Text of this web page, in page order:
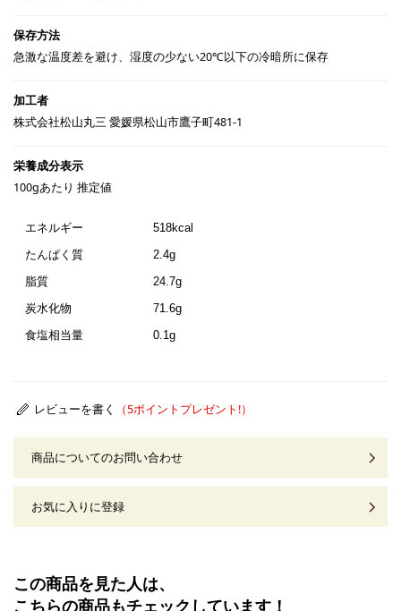
急激な温度差を避け、湿度の少ない20℃以下の冷暗所に保存
株式会社松山丸三 愛媛県松山市鷹子町481-1
100gあたり 推定値
エネルギー 518kcal
たんぱく質 2.4g
脂質 24.7g
炭水化物 71.6g
食塩相当量 0.1g
レビューを書く
商品についてのお問い合わせ
お気に入りに登録
この商品を見た人は、
こちらの商品もチェックしています！